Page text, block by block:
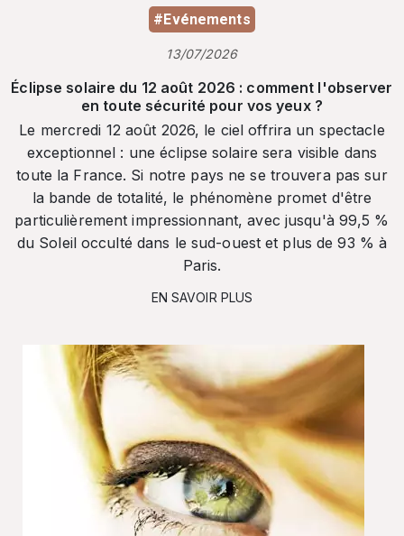
#Evénements
13/07/2026
Éclipse solaire du 12 août 2026 : comment l'observer
en toute sécurité pour vos yeux ?
Le mercredi 12 août 2026, le ciel offrira un spectacle
exceptionnel : une éclipse solaire sera visible dans
toute la France. Si notre pays ne se trouvera pas sur
la bande de totalité, le phénomène promet d'être
particulièrement impressionnant, avec jusqu'à 99,5 %
du Soleil occulté dans le sud-ouest et plus de 93 % à
Paris.
EN SAVOIR PLUS